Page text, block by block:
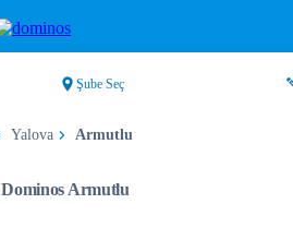
Şube Seç
Yalova Armutlu
Dominos Armutlu